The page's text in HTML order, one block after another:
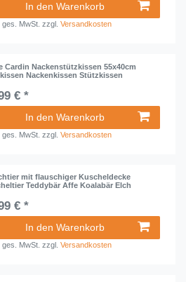
In den Warenkorb
ges. MwSt. zzgl.Versandkosten
Cardin Nackenstützkissen 55x40cm
Nackenkissen Stützkissen
€ *
In den Warenkorb
ges. MwSt. zzgl.Versandkosten
mit flauschiger Kuscheldecke
Teddybär Affe Koalabär Elch
€ *
In den Warenkorb
ges. MwSt. zzgl.Versandkosten